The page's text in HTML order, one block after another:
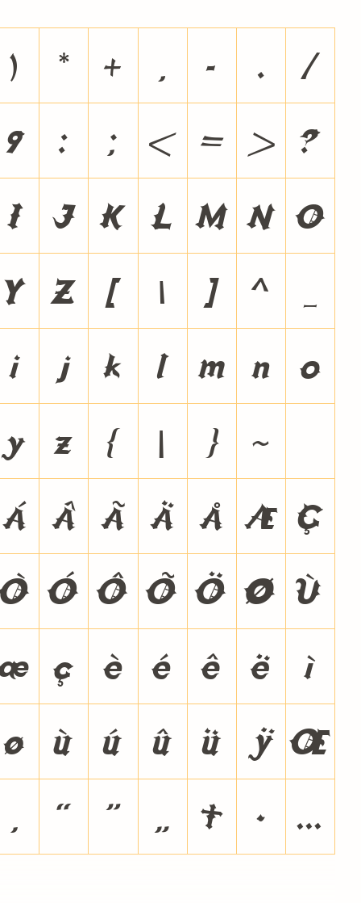
) * + , - .
/
9 : ; < = >
?
I J K L M N O
Y Z [ \ ] ^
i j k l m n
o
y z { | }
~
Á Â Ã Ä Å Æ Ç
Ó Ô Õ Ö Ø Ù
ç è é ê ë
ì
ø ù ú û ü ÿ Œ
‚ “ ” „ † •
…